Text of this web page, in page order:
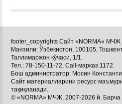


[BBCODE]
footer_copyrights Сайт «NORMA» МЧЖ
Манзили: Ўзбекистон, 100105,
Таллимаржон кўчаси, 1/1.
Тел.: 78-150-11-72, Call-марказ:1172.
Бош администратор: Мосин
Сайт материалларини ресурс
тақиқланади.
© «NORMA» МЧЖ, 2007-2026 й. Барча